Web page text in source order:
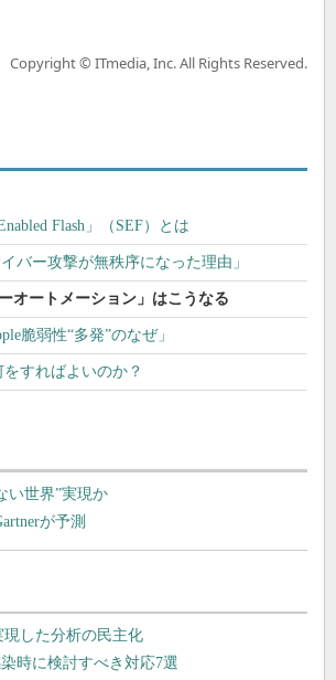
Copyright © ITmedia, Inc. All Rights Reserved.
Flash」（SEF）とは
バー攻撃が無秩序になった理由」
オートメーション」はこうなる
脆弱性“多発”のなぜ」
すればよいのか？
い世界”実現か
が予測